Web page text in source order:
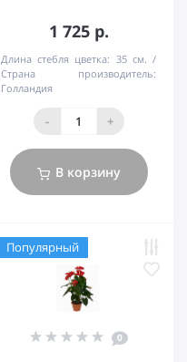
1 725 р.
Длина стебля цветка: 35 см.
Страна производитель:
Голландия
- +
В корзину
Популярный
0